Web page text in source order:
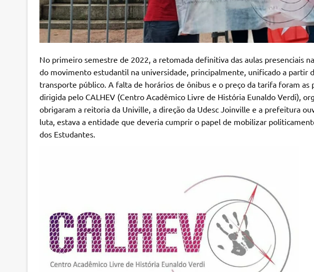
No primeiro semestre de 2022, a retomada definitiva das aulas presenciais
do movimento estudantil na universidade, principalmente, unificado a partir
transporte público. A falta de horários de ônibus e o preço da tarifa foram as
dirigida pelo CALHEV (Centro Acadêmico Livre de História Eunaldo Verdi),
obrigaram a reitoria da Univille, a direção da Udesc Joinville e a prefeitura
luta, estava a entidade que deveria cumprir o papel de mobilizar
dos Estudantes.